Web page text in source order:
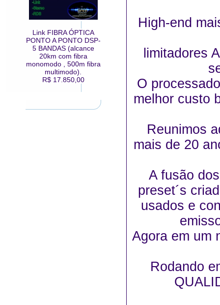
Link FIBRA ÓPTICA
PONTO A PONTO DSP-
5 BANDAS (alcance
20km com fibra
monomodo , 500m fibra
multimodo).
R$ 17.850,00
High-end
limitadores
O
melhor custo
Reunimos
mais de 20
A fusão
preset´s
usados e
Agora em um
Rodando